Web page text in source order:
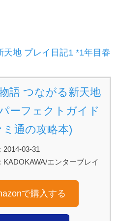
天地 プレイ日記1 *1年目春
語 つながる新天地
ーフェクトガイド
ミ通の攻略本)
2014-03-31
KADOKAWA/エンターブレイ
で購入する